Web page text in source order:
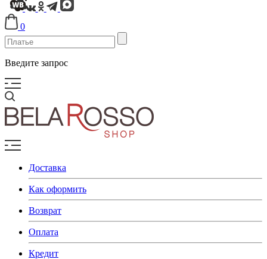
0
Введите запрос
Доставка
Как оформить
Возврат
Оплата
Кредит